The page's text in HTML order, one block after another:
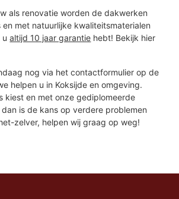
als renovatie worden de dakwerken
met natuurlijke kwaliteitsmaterialen
ualtijd 10 jaar garantie hebt! Bekijk hier
nog via het contactformulier op de
helpen u in Koksijde en omgeving.
kiest en met onze gediplomeerde
is de kans op verdere problemen
zelver, helpen wij graag op weg!